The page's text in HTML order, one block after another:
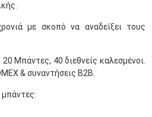
με σκοπό να αναδείξει τους
Μπάντες, 40 διεθνείς καλεσμένοι.
& συναντήσεις Β2Β.